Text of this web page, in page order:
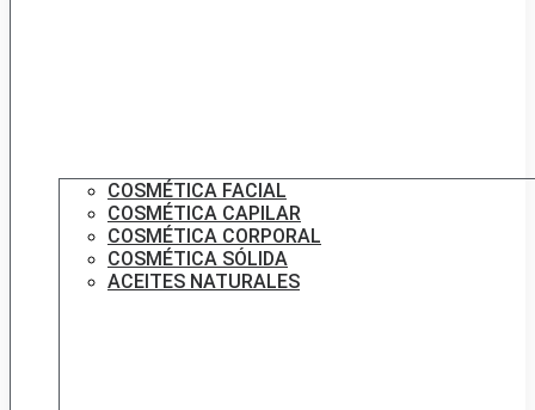
COSMÉTICA FACIAL
COSMÉTICA CAPILAR
COSMÉTICA CORPORAL
COSMÉTICA SÓLIDA
ACEITES NATURALES